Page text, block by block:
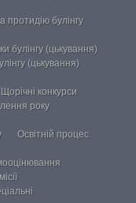
протидію булінгу
булінгу (цькування)
(цькування)
Щорічні конкурси
року
Освітній процес